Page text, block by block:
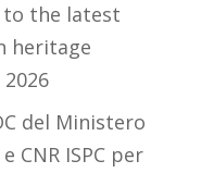
to the latest
heritage
2026
del Ministero
CNR ISPC per